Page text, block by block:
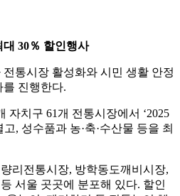
30％ 할인행사
통시장 활성화와 시민 생활 안정
진행한다.
자치구 61개 전통시장에서 ‘2025
, 성수품과 농·축·수산물 등을 최
리전통시장, 방학동도깨비시장,
서울 곳곳에 분포해 있다. 할인